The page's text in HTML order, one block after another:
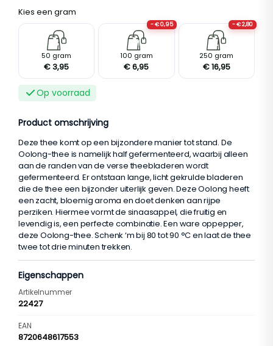
Kies een gram
S
50 gram
€ 3,95
- € 0,95
M
100 gram
€ 6,95
- € 2,80
L
250 gram
€ 16,95
Op voorraad
Product omschrijving
Deze thee komt op een bijzondere manier tot stand. De
Oolong-thee is namelijk half gefermenteerd, waarbij alleen
aan de randen van de verse theebladeren wordt
gefermenteerd. Er ontstaan lange, licht gekrulde bladeren
die de thee een bijzonder uiterlijk geven. Deze Oolong heeft
een zacht, bloemig aroma en doet denken aan rijpe
perziken. Hiermee vormt de sinaasappel, die fruitig en
levendig is, een perfecte combinatie. Een ware oppepper,
deze Oolong-thee. Schenk ‘m bij 80 tot 90 °C en laat de thee
twee tot drie minuten trekken.
Eigenschappen
Artikelnummer
22427
EAN
8720648617553